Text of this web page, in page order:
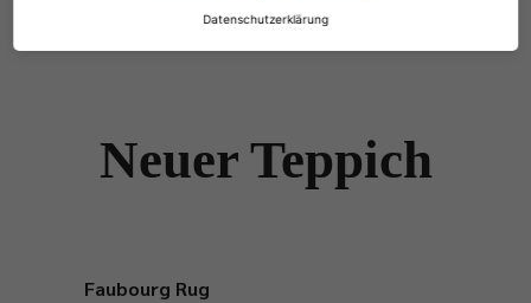
ALLE ANSEHEN
Neuer Teppich
Faubourg Rug
Datenschutzerklärung